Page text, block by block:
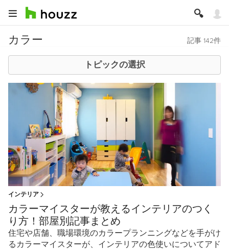
カラー 記事 142件
トピックの選択
インテリア
カラーマイスターが教えるインテリアのつく
り方！部屋別記事まとめ
住宅や店舗、職場環境のカラープランニングなどを手がけ
るカラーマイスターが、インテリアの色使いについてアド